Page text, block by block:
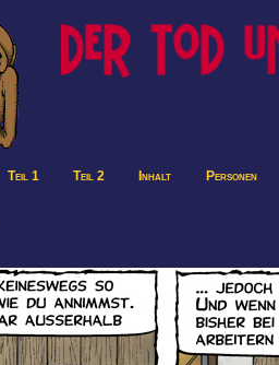
Teil 1 Teil 2 Inhalt Personen